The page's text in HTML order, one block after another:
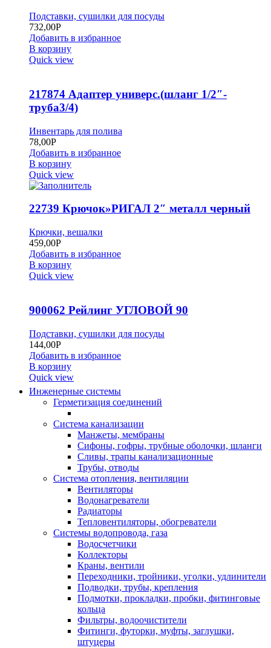
Подставки, сушилки для посуды
732,00Р
Добавить в избранное
В корзину
Quick view
217874 Адаптер универс.(шланг 1/2″-
труба3/4)
Инвентарь для полива
78,00Р
Добавить в избранное
В корзину
Quick view
22739 Крючок»РИГАЛ 2″ металл черный
Крючки, вешалки
459,00Р
Добавить в избранное
В корзину
Quick view
900062 Рейлинг УГЛОВОЙ 90
Подставки, сушилки для посуды
144,00Р
Добавить в избранное
В корзину
Quick view
Инженерные системы
Герметизация соединений
Система канализации
Манжеты, мембраны
Сифоны, гофры, трубные оболочки, шланги
Сливы, трапы канализационные
Трубы, отводы
Система отопления, вентиляции
Вентиляторы
Водонагреватели
Радиаторы
Тепловентиляторы, обогреватели
Системы водопровода, газа
Водосчетчики
Коллекторы
Краны, вентили
Переходники, тройники, уголки, удлинители
Подводки, трубы, крепления
Подмотки, прокладки, пробки, фитинговые
кольца
Фильтры, водоочистители
Фитинги, футорки, муфты, заглушки,
штуцеры